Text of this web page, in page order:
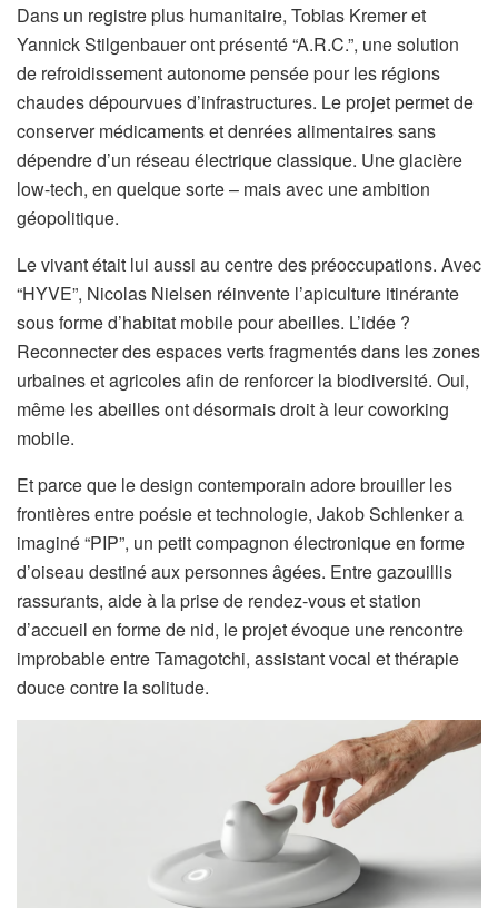
Dans un registre plus humanitaire, Tobias Kremer et
Yannick Stilgenbauer ont présenté “A.R.C.”, une solution
de refroidissement autonome pensée pour les régions
chaudes dépourvues d’infrastructures. Le projet permet de
conserver médicaments et denrées alimentaires sans
dépendre d’un réseau électrique classique. Une glacière
low-tech, en quelque sorte – mais avec une ambition
géopolitique.
Le vivant était lui aussi au centre des préoccupations. Avec
“HYVE”, Nicolas Nielsen réinvente l’apiculture itinérante
sous forme d’habitat mobile pour abeilles. L’idée ?
Reconnecter des espaces verts fragmentés dans les zones
urbaines et agricoles afin de renforcer la biodiversité. Oui,
même les abeilles ont désormais droit à leur coworking
mobile.
Et parce que le design contemporain adore brouiller les
frontières entre poésie et technologie, Jakob Schlenker a
imaginé “PIP”, un petit compagnon électronique en forme
d’oiseau destiné aux personnes âgées. Entre gazouillis
rassurants, aide à la prise de rendez-vous et station
d’accueil en forme de nid, le projet évoque une rencontre
improbable entre Tamagotchi, assistant vocal et thérapie
douce contre la solitude.